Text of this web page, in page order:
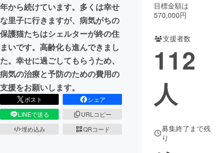
CAMPFIRE for Social Good
CAMPFIRE Creation
CAMPFIREふるさと納税machi-ya コミュニティ
年から続けています。多くは幸せ
な里子に行きますが、病気がちの
保護猫たちはシェルターが終の住
まいです。高齢化も進んできまし
た。幸せに過ごしてもらうため、
病気の治療と予防のための費用の
支援をお願いします。
ポスト
シェア
LINEで送る
URLコピー
埋め込み
QRコード
目標金額は
570,000円
支援者数
112
人
募集終了まで残
り